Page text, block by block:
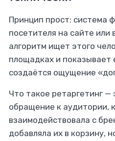
Принцип прост: система
посетителя на сайте
алгоритм ищет этого
площадках и показывает
создаётся ощущение
Что такое ретаргетинг —
обращение к аудитории,
взаимодействовала с
добавляла их в корзину,